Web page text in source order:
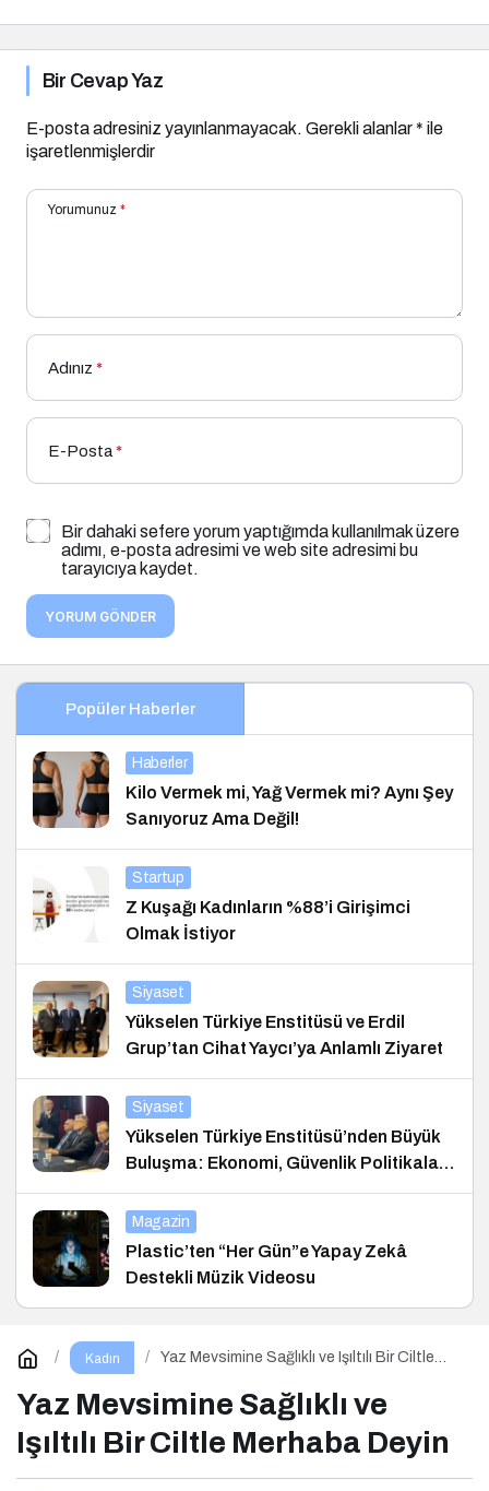
Bir Cevap Yaz
E-posta adresiniz yayınlanmayacak. Gerekli alanlar* ile
işaretlenmişlerdir
Yorumunuz *
Adınız *
E-Posta*
Bir dahaki sefere yorum yaptığımda kullanılmak üzere
adımı, e-posta adresimi ve web site adresimi bu
tarayıcıya kaydet.
YORUM GÖNDER
Popüler Haberler
Haberler
Kilo Vermek mi, Yağ Vermek mi? Aynı Şey
Sanıyoruz Ama Değil!
Startup
Z Kuşağı Kadınların %88’i Girişimci
Olmak İstiyor
Siyaset
Yükselen Türkiye Enstitüsü ve Erdil
Grup’tan Cihat Yaycı’ya Anlamlı Ziyaret
Siyaset
Yükselen Türkiye Enstitüsü’nden Büyük
Buluşma: Ekonomi, Güvenlik Politikaları
ve Hukuk Konferansı
Magazin
Plastic’ten “Her Gün”e Yapay Zekâ
Destekli Müzik Videosu
Kadın
Yaz Mevsimine Sağlıklı ve Işıltılı Bir Ciltle
Yaz Mevsimine Sağlıklı ve
Işıltılı Bir Ciltle Merhaba Deyin